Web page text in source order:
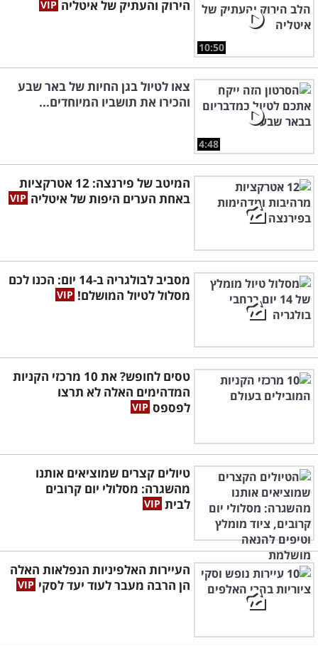
10:50
הירוק והעתיק של איטליה
4:48
צאו לטיול בגן החיות של באר שבע
והכירו את תושביו המיוחדים...
המיטב של פירנצה: 12 אטרקציות
באחת הערים היפות של איטליה
מסביב לבולגריה ב-14 יום: הכנו לכם
מסלול לטיול המושלם!
טסים לחופש? את 10 מרכזי הקניות
המדהימים האלה לא תרצו
לפספס
טיולים קצרים שמוציאים אותנו
מהשגרה: מסלולי יום קרובים
לבית
העיירות האלפיניות הנפלאות האלה
הן הרבה מעבר לעוד יעד לסקי